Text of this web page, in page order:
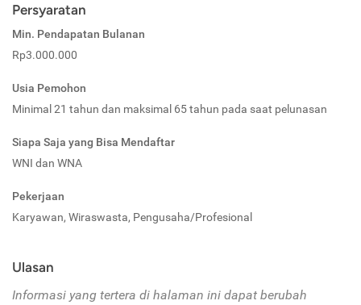
Persyaratan
Min. Pendapatan Bulanan
Rp3.000.000
Usia Pemohon
Minimal 21 tahun dan maksimal 65 tahun pada saat pelunasan
Siapa Saja yang Bisa Mendaftar
WNI dan WNA
Pekerjaan
Karyawan, Wiraswasta, Pengusaha/Profesional
Ulasan
Informasi yang tertera di halaman ini dapat berubah